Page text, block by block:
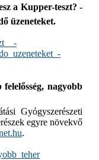
a Kupper-teszt? -
üzeneteket.
felelősség, nagyobb
Gyógyszerészeti
egyre növekvő
.